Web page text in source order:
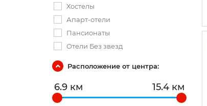
Хостелы
Апарт-отели
Пансионаты
Отели Без звезд
Расположение от центра:
6.9 км 15.4 км